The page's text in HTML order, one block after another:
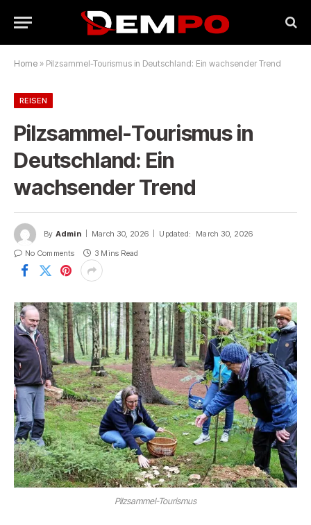
Home » Pilzsammel-Tourismus in Deutschland: Ein wachsender Trend
REISEN
Pilzsammel-Tourismus in
Deutschland: Ein
wachsender Trend
By Admin March 30, 2026 Updated:
March 30, 2026
No Comments
3 Mins Read
Pilzsammel-Tourismus